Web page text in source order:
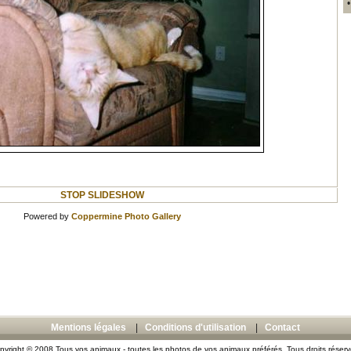
STOP SLIDESHOW
Powered by Coppermine Photo Gallery
Mentions légales Conditions d'utilisation Contact
© 2008 Tous vos animaux - toutes les photos de vos animaux préférés. Tous droits